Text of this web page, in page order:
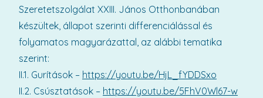
Szeretetszolgálat XXIII. János Otthonbanában
készültek, állapot szerinti differenciálással és
folyamatos magyarázattal, az alábbi tematika
szerint:
II.1. Gurítások – https://youtu.be/HjL_fYDDSxo
II.2. Csúsztatások – https://youtu.be/5FhV0Wl67-w